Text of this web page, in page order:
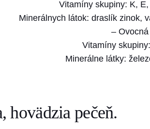
p
r
p
s
v
Vitamíny skupiny: K,
Minerálnych látok: draslík zinok,
–
Vitamíny
Minerálne látky:
hovädzia pečeň.